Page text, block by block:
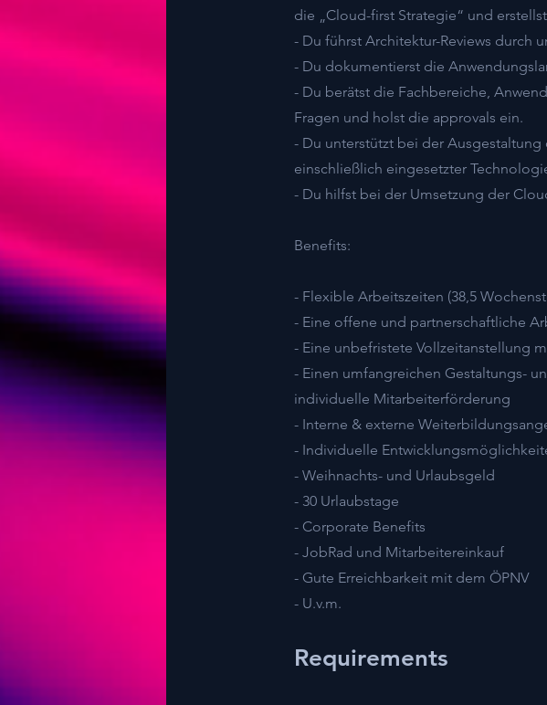
die „Cloud-first Strategie“ und
- Du führst Architektur-Reviews durch
- Du dokumentierst die
- Du berätst die Fachbereiche,
Fragen und holst die approvals ein.
- Du unterstützt bei der
einschließlich eingesetzter
- Du hilfst bei der Umsetzung der
Benefits:
- Flexible Arbeitszeiten (38,5
- Eine offene und partnerschaftliche
- Eine unbefristete Vollzeitanstellung
- Einen umfangreichen Gestaltungs-
individuelle Mitarbeiterförderung
- Interne & externe
- Individuelle
- Weihnachts- und Urlaubsgeld
- 30 Urlaubstage
- Corporate Benefits
- JobRad und Mitarbeitereinkauf
- Gute Erreichbarkeit mit dem ÖPNV
- U.v.m.
Requirements